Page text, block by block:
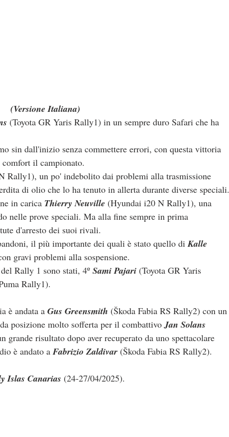
(Versione Italiana)
(Toyota GR Yaris Rally1) in un sempre duro Safari che ha
sin dall'inizio senza commettere errori, con questa vittoria
il campionato.
Rally1), un po' indebolito dai problemi alla trasmissione
di olio che lo ha tenuto in allerta durante diverse speciali.
in carica Thierry Neuville (Hyundai i20 N Rally1), una
nelle prove speciali. Ma alla fine sempre in prima
d'arresto dei suoi rivali.
il più importante dei quali è stato quello di Kalle
gravi problemi alla sospensione.
Rally 1 sono stati, 4º Sami Pajari (Toyota GR Yaris
Rally1).
è andata a Gus Greensmith (Škoda Fabia RS Rally2) con un
posizione molto sofferta per il combattivo Jan Solans
grande risultato dopo aver recuperato da uno spettacolare
è andato a Fabrizio Zaldivar (Škoda Fabia RS Rally2).
Islas Canarias (24-27/04/2025).